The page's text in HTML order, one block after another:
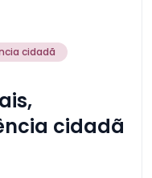
cidadã
cidadã